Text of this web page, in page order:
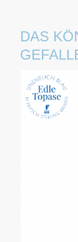
DAS